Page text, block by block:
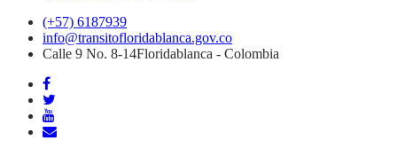
(+57) 6187939
info@transitofloridablanca.gov.co
Calle 9 No. 8-14Floridablanca - Colombia